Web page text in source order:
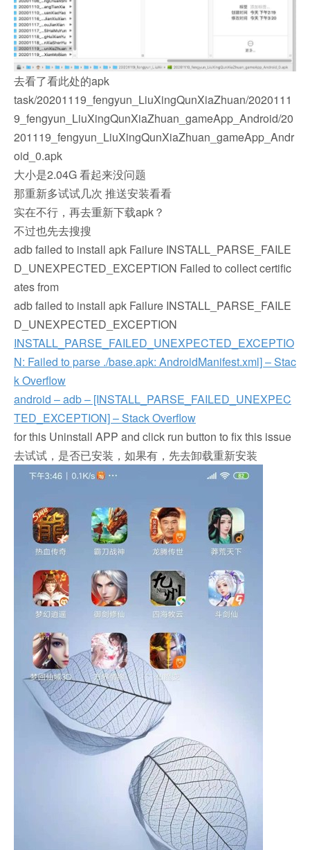
去看了看此处的apk
task/20201119_fengyun_LiuXingQunXiaZhuan/2020111
9_fengyun_LiuXingQunXiaZhuan_gameApp_Android/20
201119_fengyun_LiuXingQunXiaZhuan_gameApp_Andr
oid_0.apk
大小是2.04G 看起来没问题
那重新多试试几次 推送安装看看
实在不行，再去重新下载apk？
不过也先去搜搜
adb failed to install apk Failure INSTALL_PARSE_FAILE
D_UNEXPECTED_EXCEPTION Failed to collect certific
ates from
adb failed to install apk Failure INSTALL_PARSE_FAILE
D_UNEXPECTED_EXCEPTION
INSTALL_PARSE_FAILED_UNEXPECTED_EXCEPTIO
N: Failed to parse ./base.apk: AndroidManifest.xml] – Stac
k Overflow
android – adb – [INSTALL_PARSE_FAILED_UNEXPEC
TED_EXCEPTION] – Stack Overflow
for this Uninstall APP and click run button to fix this issue
去试试，是否已安装，如果有，先去卸载重新安装